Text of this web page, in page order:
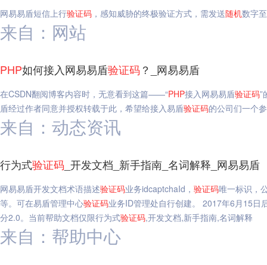
网易易盾短信上行验证码 ，感知威胁的终极验证方式，需发送随机数字
来自：网站
PHP如何接入网易易盾验证码 ？_网易易盾
在CSDN翻阅博客内容时，无意看到这篇——“PHP接入网易易盾验证码”
盾经过作者同意并授权转载于此，希望给接入易盾验证码的公司们一个
来自：动态资讯
行为式验证码 _开发文档_新手指南_名词解释_网易易盾
网易易盾开发文档术语描述验证码业务idcaptchaId， 验证码唯一标识，
等。可在易盾管理中心验证码业务ID管理处自行创建。 2017年6月15日
分2.0。当前帮助文档仅限行为式验证码,开发文档,新手指南,名词解释
来自：帮助中心